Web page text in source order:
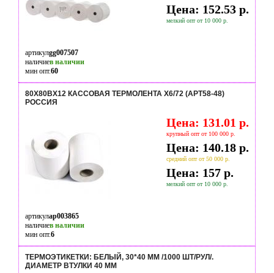
Цена: 152.53 р.
мелкий опт от 10 000 р.
артикулgg007507
наличиев наличии
мин опт.60
80Х80ВХ12 КАССОВАЯ ТЕРМОЛЕНТА Х6/72 (АРТ58-48)
РОССИЯ
Цена: 131.01 р.
крупный опт от 100 000 р.
Цена: 140.18 р.
средний опт от 50 000 р.
Цена: 157 р.
мелкий опт от 10 000 р.
артикулap003865
наличиев наличии
мин опт.6
ТЕРМОЭТИКЕТКИ: БЕЛЫЙ, 30*40 ММ /1000 ШТ/РУЛ/.
ДИАМЕТР ВТУЛКИ 40 ММ